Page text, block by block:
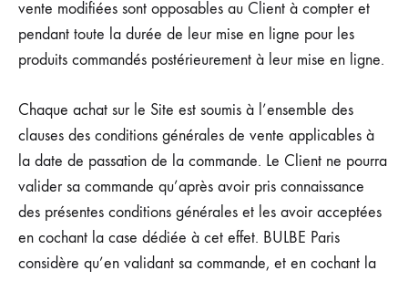
vente modifiées sont opposables au Client à compter et
pendant toute la durée de leur mise en ligne pour les
produits commandés postérieurement à leur mise en ligne.
Chaque achat sur le Site est soumis à l’ensemble des
clauses des conditions générales de vente applicables à
la date de passation de la commande. Le Client ne pourra
valider sa commande qu’après avoir pris connaissance
des présentes conditions générales et les avoir acceptées
en cochant la case dédiée à cet effet. BULBE Paris
considère qu’en validant sa commande, et en cochant la